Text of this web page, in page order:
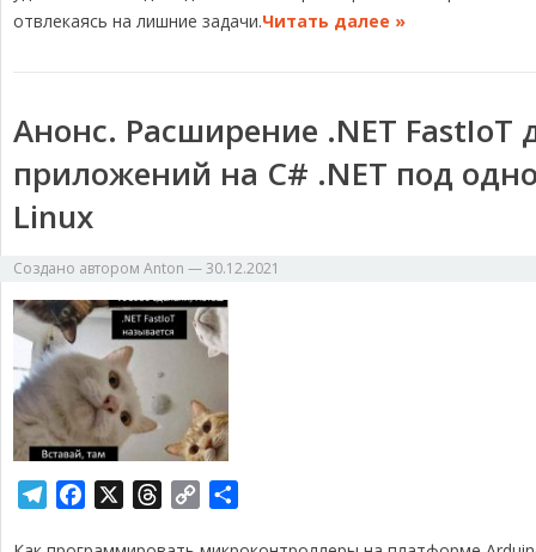
отвлекаясь на лишние задачи.Читать далее »
Анонс. Расширение .NET FastIoT
приложений на C# .NET под
Linux
Создано автором Anton —30.12.2021